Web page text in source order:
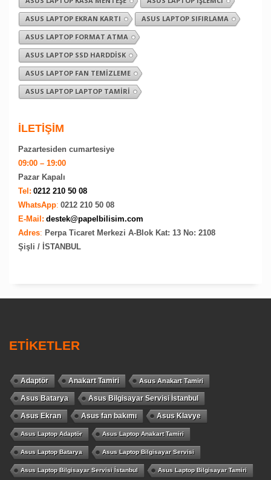
ASUS LAPTOP EKRAN KARTI
ASUS LAPTOP SIFIRLAMA
ASUS LAPTOP FORMAT ATMA
ASUS LAPTOP SSD HARDDISK
ASUS LAPTOP FAN TEMIZLEME
ASUS LAPTOP LAPTOP TAMIRI
İLETİŞİM
Pazartesiden cumartesiye
09:00 – 19:00
Pazar Kapalı
Tel: 0212 210 50 08
WhatsApp: 0212 210 50 08
E-Mail: destek@papelbilisim.com
Adres: Perpa Ticaret Merkezi A-Blok Kat: 13 No: 2108
Şişli / İSTANBUL
ETİKETLER
Adaptör Anakart Tamiri Asus Anakart Tamiri
Asus Batarya Asus Bilgisayar Servisi İstanbul
Asus Ekran Asus fan bakımı Asus Klavye
Asus Laptop Adaptör Asus Laptop Anakart Tamiri
Asus Laptop Batarya Asus Laptop Bilgisayar Servisi
Asus Laptop Bilgisayar Servisi İstanbul Asus Laptop Bilgisayar Tamiri